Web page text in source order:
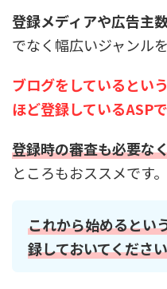
登録メディアや広告主
でなく幅広いジャンル
ブログをしているとい
ほど登録しているASPで
登録時の審査も必要な
ところもおススメです。
これから始めるとい
録しておいてくださ